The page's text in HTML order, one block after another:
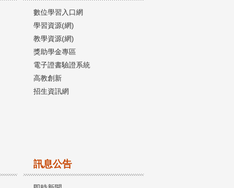
數位學習入口網
學習資源(網)
教學資源(網)
獎助學金專區
電子證書驗證系統
高教創新
招生資訊網
訊息公告